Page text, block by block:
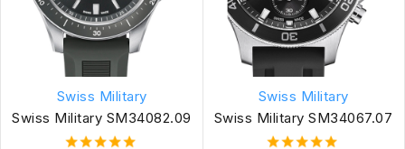
Swiss Military
Swiss Military SM34082.09
Swiss Military
Swiss Military SM34067.07